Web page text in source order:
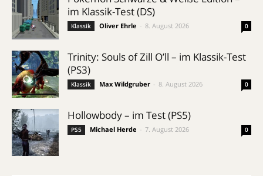
im Klassik-Test (DS)
Klassik Oliver Ehrle 8. August 2026 0
Trinity: Souls of Zill O’ll – im Klassik-Test
(PS3)
Klassik Max Wildgruber 8. August 2026 0
Hollowbody – im Test (PS5)
PS5 Michael Herde 7. August 2026 0